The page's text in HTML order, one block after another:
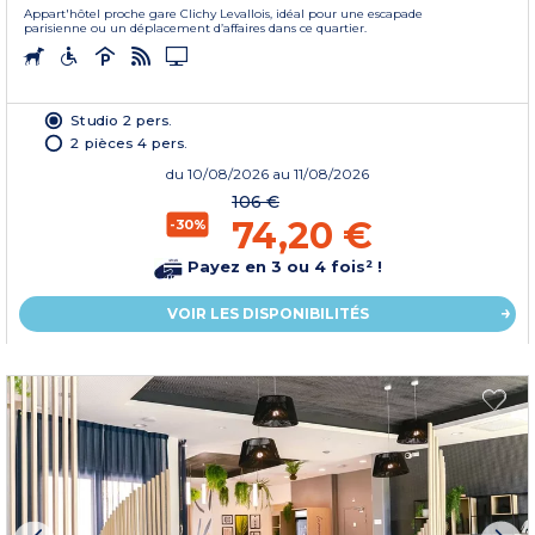
Appart'hôtel proche gare Clichy Levallois, idéal pour une escapade
parisienne ou un déplacement d’affaires dans ce quartier.
Studio 2 pers.
2 pièces 4 pers.
du 10/08/2026 au 11/08/2026
-30%
106 €
74,20 €
Payez en 3 ou 4 fois² !
VOIR LES DISPONIBILITÉS